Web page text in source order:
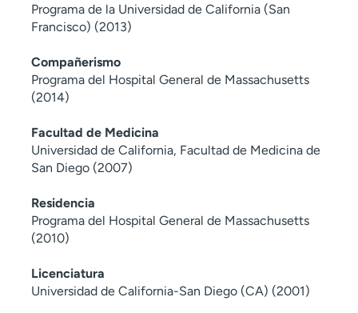
Programa de la Universidad de California (San
Francisco) (2013)
Compañerismo
Programa del Hospital General de Massachusetts
(2014)
Facultad de Medicina
Universidad de California, Facultad de Medicina de
San Diego (2007)
Residencia
Programa del Hospital General de Massachusetts
(2010)
Licenciatura
Universidad de California-San Diego (CA) (2001)